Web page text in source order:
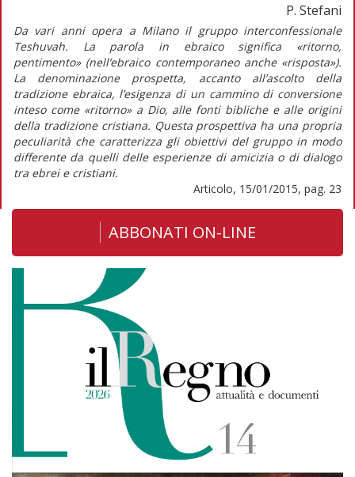
P. Stefani
Da vari anni opera a Milano il gruppo interconfessionale
Teshuvah. La parola in ebraico significa «ritorno,
pentimento» (nell’ebraico contemporaneo anche «risposta»).
La denominazione prospetta, accanto all’ascolto della
tradizione ebraica, l’esigenza di un cammino di conversione
inteso come «ritorno» a Dio, alle fonti bibliche e alle origini
della tradizione cristiana. Questa prospettiva ha una propria
peculiarità che caratterizza gli obiettivi del gruppo in modo
differente da quelli delle esperienze di amicizia o di dialogo
tra ebrei e cristiani.
Articolo, 15/01/2015, pag. 23
ABBONATI ON-LINE